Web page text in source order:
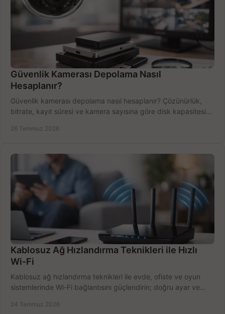
Güvenlik Kamerası Depolama Nasıl
Hesaplanır?
Güvenlik kamerası depolama nasıl hesaplanır? Çözünürlük,
bitrate, kayıt süresi ve kamera sayısına göre disk kapasitesini
26 Temmuz 2026
Kablosuz Ağ Hızlandırma Teknikleri ile Hızlı
Wi-Fi
Kablosuz ağ hızlandırma teknikleri ile evde, ofiste ve oyun
sistemlerinde Wi-Fi bağlantısını güçlendirin; doğru ayar ve
24 Temmuz 2026